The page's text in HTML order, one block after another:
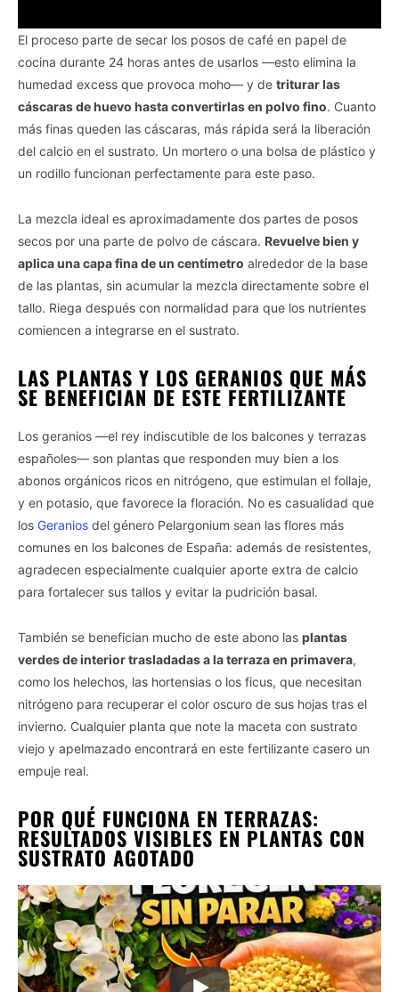
El proceso parte de secar los posos de café en papel de
cocina durante 24 horas antes de usarlos —esto elimina la
humedad excess que provoca moho— y de triturar las
cáscaras de huevo hasta convertirlas en polvo fino. Cuanto
más finas queden las cáscaras, más rápida será la liberación
del calcio en el sustrato. Un mortero o una bolsa de plástico y
un rodillo funcionan perfectamente para este paso.
La mezcla ideal es aproximadamente dos partes de posos
secos por una parte de polvo de cáscara. Revuelve bien y
aplica una capa fina de un centímetro alrededor de la base
de las plantas, sin acumular la mezcla directamente sobre el
tallo. Riega después con normalidad para que los nutrientes
comiencen a integrarse en el sustrato.
LAS PLANTAS Y LOS GERANIOS QUE MÁS
SE BENEFICIAN DE ESTE FERTILIZANTE
Los geranios —el rey indiscutible de los balcones y terrazas
españoles— son plantas que responden muy bien a los
abonos orgánicos ricos en nitrógeno, que estimulan el follaje,
y en potasio, que favorece la floración. No es casualidad que
los Geranios del género Pelargonium sean las flores más
comunes en los balcones de España: además de resistentes,
agradecen especialmente cualquier aporte extra de calcio
para fortalecer sus tallos y evitar la pudrición basal.
También se benefician mucho de este abono las plantas
verdes de interior trasladadas a la terraza en primavera,
como los helechos, las hortensias o los ficus, que necesitan
nitrógeno para recuperar el color oscuro de sus hojas tras el
invierno. Cualquier planta que note la maceta con sustrato
viejo y apelmazado encontrará en este fertilizante casero un
empuje real.
POR QUÉ FUNCIONA EN TERRAZAS:
RESULTADOS VISIBLES EN PLANTAS CON
SUSTRATO AGOTADO